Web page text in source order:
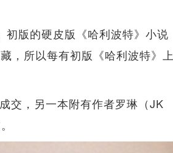
版的硬皮版《哈利波特》小说
，所以每有初版《哈利波特》上
交，另一本附有作者罗琳（JK